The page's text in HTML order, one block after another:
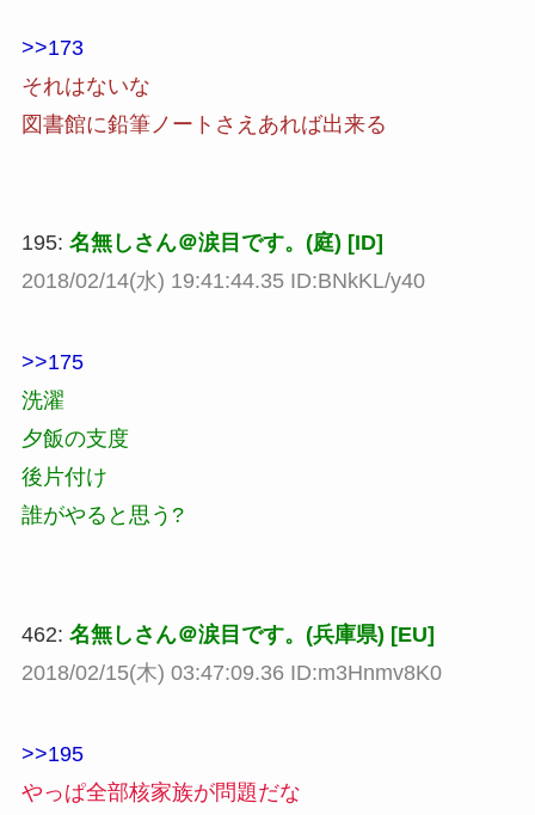
>>173
それはないな
図書館に鉛筆ノートさえあれば出来る
195: 名無しさん＠涙目です。(庭) [ID]
2018/02/14(水) 19:41:44.35 ID:BNkKL/y40
>>175
洗濯
夕飯の支度
後片付け
誰がやると思う?
462: 名無しさん＠涙目です。(兵庫県) [EU]
2018/02/15(木) 03:47:09.36 ID:m3Hnmv8K0
>>195
やっぱ全部核家族が問題だな